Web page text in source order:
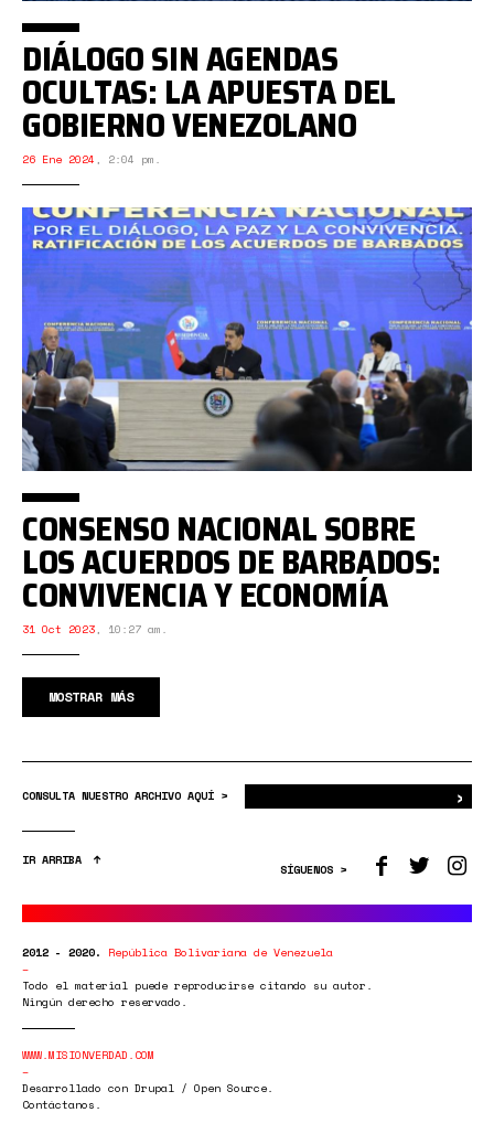
DIÁLOGO SIN AGENDAS
OCULTAS: LA APUESTA DEL
GOBIERNO VENEZOLANO
26 Ene 2024 , 2:04 pm.
CONSENSO NACIONAL SOBRE
LOS ACUERDOS DE BARBADOS:
CONVIVENCIA Y ECONOMÍA
31 Oct 2023, 10:27 am.
MOSTRAR MÁS
CONSULTA NUESTRO ARCHIVO AQUÍ > ›
IR ARRIBA
SÍGUENOS >
2012 - 2020. República Bolivariana de Venezuela
Todo el material puede reproducirse citando su autor.
Ningún derecho reservado.
WWW.MISIONVERDAD.COM
Desarrollado con Drupal / Open Source.
Contáctanos.